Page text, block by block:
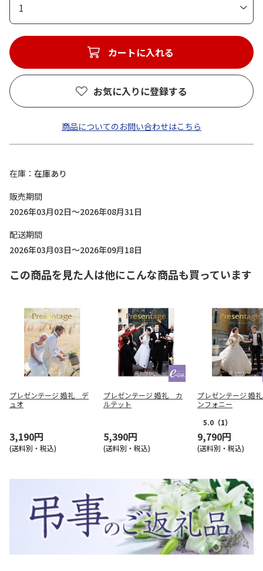
1
カートに入れる
お気に入りに登録する
商品についてのお問い合わせはこちら
在庫
在庫あり
販売期間
2026年03月02日～2026年08月31日
配送期間
2026年03月03日～2026年09月18日
この商品を見た人は他にこんな商品も買っています
プレゼンテージ 婚礼 デ
ュオ
3,190円
(送料別・税込)
プレゼンテージ 婚礼 カ
ルテット
5,390円
(送料別・税込)
プレゼンテージ 婚
ンフォニー
5.0 （1）
9,790円
(送料別・税込)